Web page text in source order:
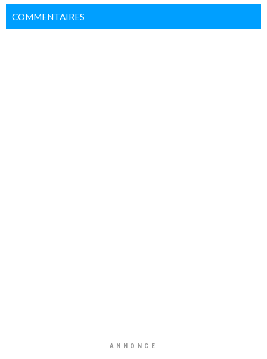
COMMENTAIRES
ANNONCE